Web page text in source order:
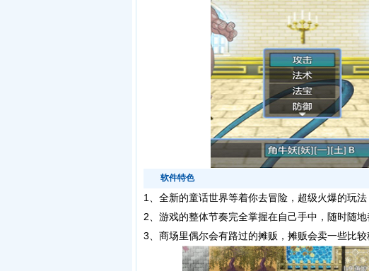
软件特色
1、 全新的童话世界等着你去冒险，超级火爆的玩
2、游戏的整体节奏完全掌握在自己手中，随时随
3、商场里偶尔会有路过的摊贩，摊贩会卖一些比